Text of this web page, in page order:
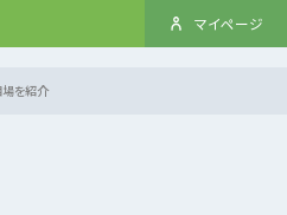
マイページ
場を紹介